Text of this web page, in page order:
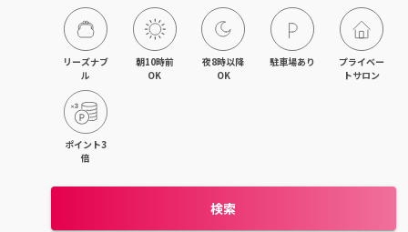
茂原・東金・成東
稲毛・稲毛海岸
リーズナブ
ル
朝10時前
OK
夜8時以降
OK
駐車場あり
プライベー
トサロン
ポイント3
倍
検索